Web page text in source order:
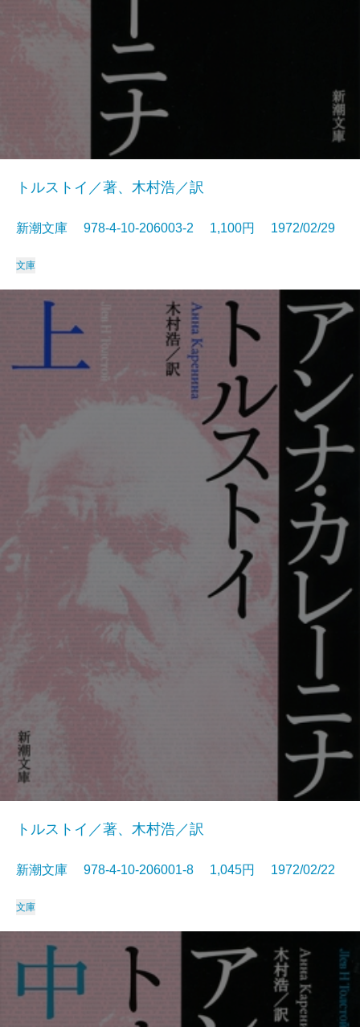
トルストイ／著、木村浩／訳
新潮文庫 978-4-10-206003-2 1,100円 1972/02/29
文庫
トルストイ／著、木村浩／訳
新潮文庫 978-4-10-206001-8 1,045円 1972/02/22
文庫